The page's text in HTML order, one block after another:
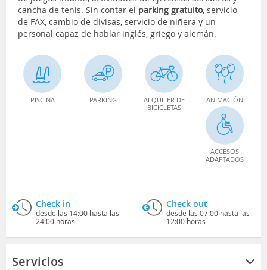
cancha de tenis. Sin contar el parking gratuito, servicio
de FAX, cambio de divisas, servicio de niñera y un
personal capaz de hablar inglés, griego y alemán.
PISCINA PARKING
ALQUILER DE
BICICLETAS
ANIMACIÓN
ACCESOS
ADAPTADOS
Check in
desde las 14:00 hasta las
24:00 horas
Check out
desde las 07:00 hasta las
12:00 horas
Servicios